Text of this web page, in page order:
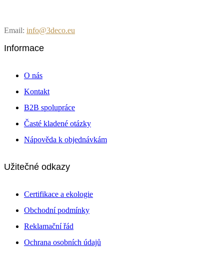
Email: info@3deco.eu
Informace
O nás
Kontakt
B2B spolupráce
Časté kladené otázky
Nápověda k objednávkám
Užitečné odkazy
Certifikace a ekologie
Obchodní podmínky
Reklamační řád
Ochrana osobních údajů